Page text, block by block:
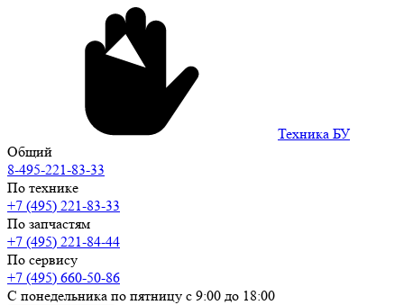
Техника БУ
Общий
8-495-221-83-33
По технике
+7 (495) 221-83-33
По запчастям
+7 (495) 221-84-44
По сервису
+7 (495) 660-50-86
С понедельника по пятницу с 9:00 до 18:00